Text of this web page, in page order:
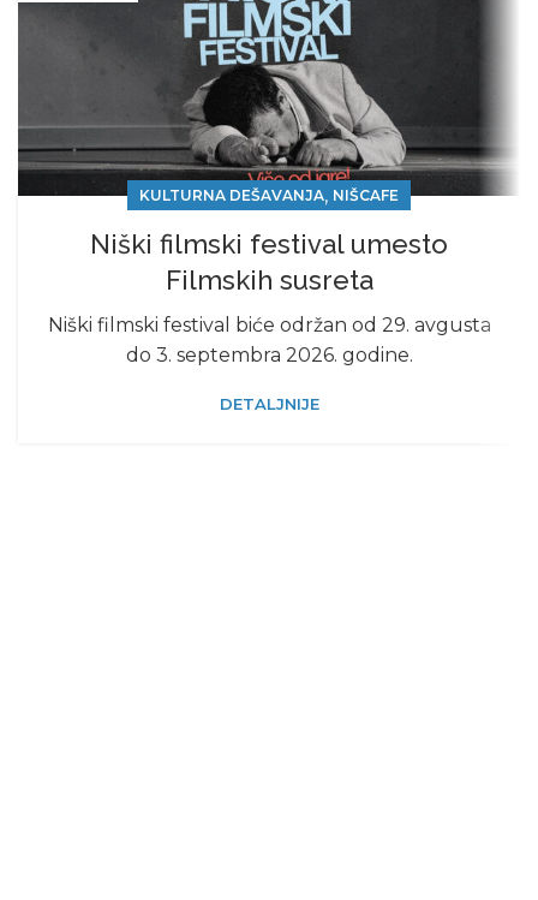
KULTURNA DEŠAVANJA, NIŠCAFE
Niški filmski festival umesto
Filmskih susreta
Niški filmski festival biće održan od 29. avgusta
do 3. septembra 2026. godine.
DETALJNIJE